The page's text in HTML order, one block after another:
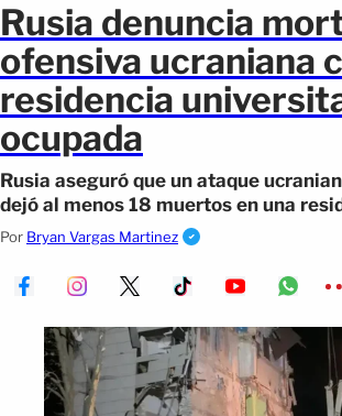
Rusia denuncia
ofensiva ucraniana
residencia
ocupada
Rusia aseguró que un ataque
dejó al menos 18 muertos en una
estudiantil de Starobilsk y prometió
Por Bryan Vargas Martinez